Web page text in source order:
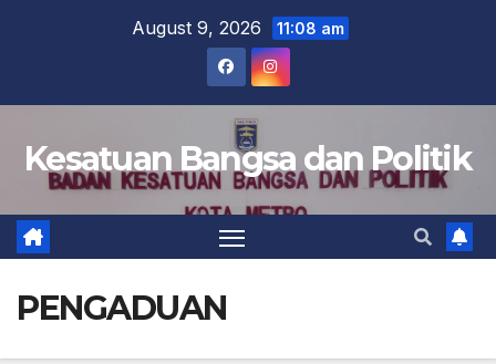
August 9, 2026 11:08 am
Kesatuan Bangsa dan Politik
PENGADUAN